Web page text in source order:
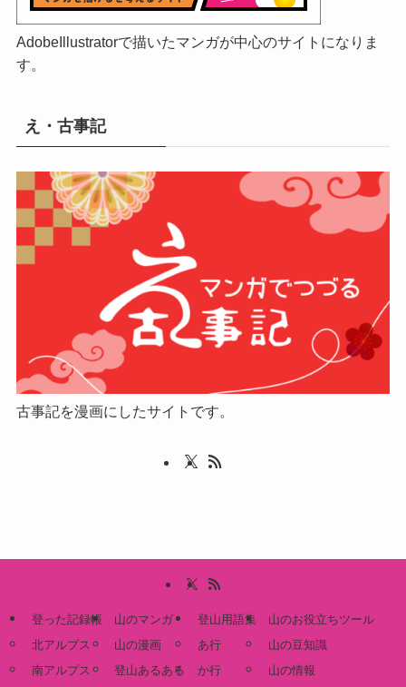
AdobeIllustratorで描いたマンガが中心のサイトになりま
す。
え・古事記
古事記を漫画にしたサイトです。
登った記録帳
北アルプス
南アルプス
山のマンガ
山の漫画
登山あるある
登山用語集
あ行
か行
山のお役立ちツール
山の豆知識
山の情報